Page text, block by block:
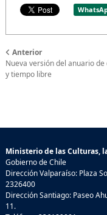
Anterior
Nueva versión del anuario de
y tiempo libre
Ministerio de las Culturas,
Gobierno de Chile
Dirección Valparaíso: Plaza
2326400
Dirección Santiago: Paseo
11.